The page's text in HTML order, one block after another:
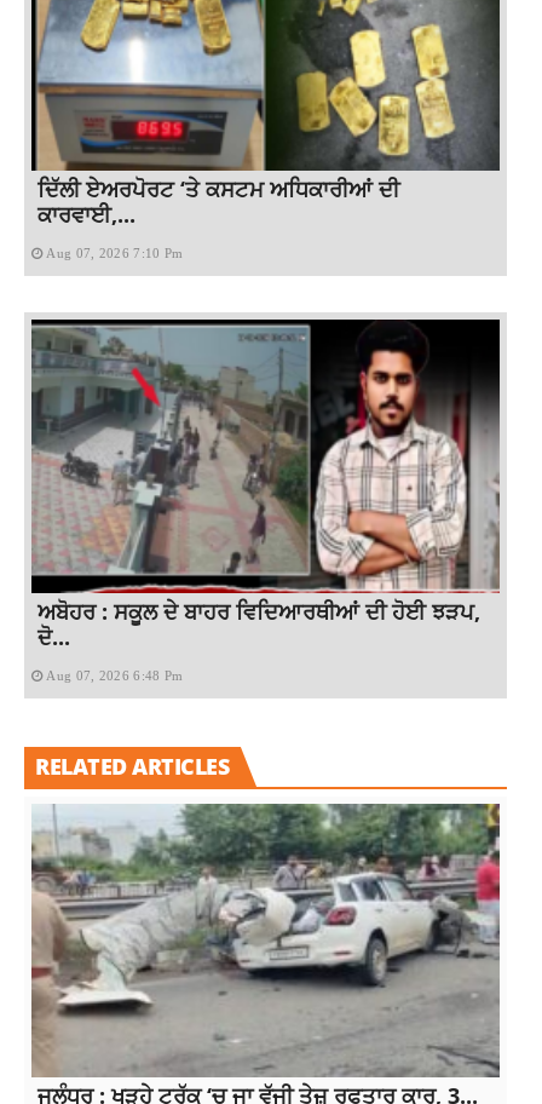
ਦਿੱਲੀ ਏਅਰਪੋਰਟ ‘ਤੇ ਕਸਟਮ ਅਧਿਕਾਰੀਆਂ ਦੀ
ਕਾਰਵਾਈ,...
Aug 07, 2026 7:10 Pm
ਅਬੋਹਰ : ਸਕੂਲ ਦੇ ਬਾਹਰ ਵਿਦਿਆਰਥੀਆਂ ਦੀ ਹੋਈ ਝੜਪ,
ਦੋ...
Aug 07, 2026 6:48 Pm
RELATED ARTICLES
ਜਲੰਧਰ : ਖੜ੍ਹੇ ਟਰੱਕ ‘ਚ ਜਾ ਵੱਜੀ ਤੇਜ਼ ਰਫਤਾਰ ਕਾਰ, 3...